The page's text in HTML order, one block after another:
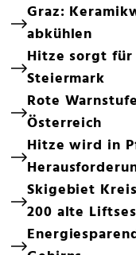
Graz:
abkühlen
Hitze sorgt für
Steiermark
Rote
Österreich
Hitze wird in
Skigebiet
200 alte